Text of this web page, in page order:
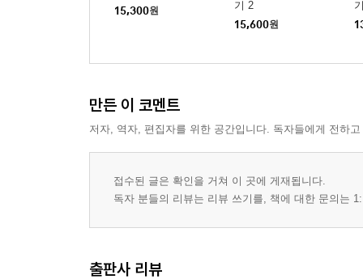
15,300원
기 2
15,600원
만든 이 코멘트
저자, 역자, 편집자를 위한 공간입니다. 독자들에게 전하
접수된 글은 확인을 거쳐 이 곳에 게재됩니다.
독자 분들의 리뷰는 리뷰 쓰기를, 책에 대한 문의는
출판사 리뷰